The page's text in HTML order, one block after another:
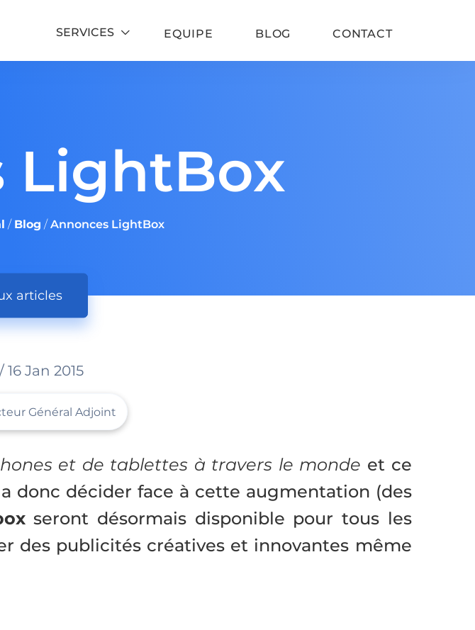
SERVICES
Google Consent Mode V2
EQUIPE BLOG CONTACT
LightBox
/ Blog /Annonces LightBox
articles
/ 16 Jan 2015
Général Adjoint
et de tablettes à travers le monde et ce
donc décider face à cette augmentation (des
seront désormais disponible pour tous les
des publicités créatives et innovantes même